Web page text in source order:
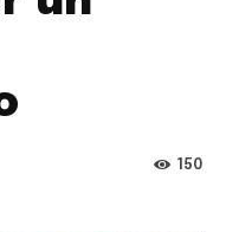
150